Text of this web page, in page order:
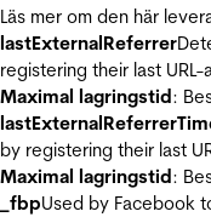
Läs mer om den här
lastExternalReferrer
registering their last URL-
Maximal lagringstid:
by registering their last
Maximal lagringstid:
_fbpUsed by Facebook